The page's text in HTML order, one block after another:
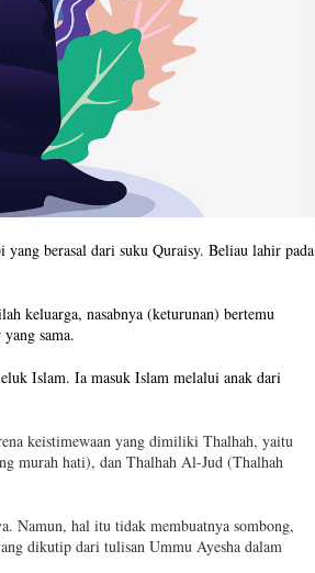
berasal dari suku Quraisy. Beliau lahir pada
keluarga, nasabnya (keturunan) bertemu
sama.
Islam. Ia masuk Islam melalui anak dari
keistimewaan yang dimiliki Thalhah, yaitu
murah hati), dan Thalhah Al-Jud (Thalhah
Namun, hal itu tidak membuatnya sombong,
dikutip dari tulisan Ummu Ayesha dalam